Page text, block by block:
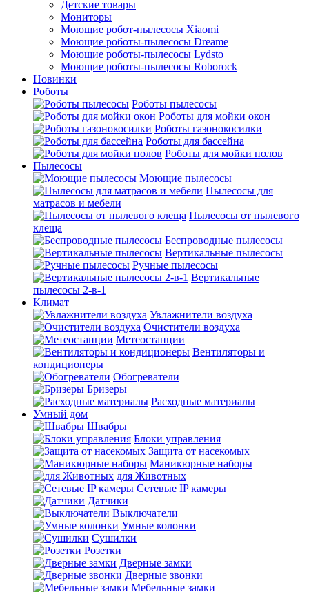
Детские товары
Мониторы
Моющие робот-пылесосы Xiaomi
Моющие роботы-пылесосы Dreame
Моющие роботы-пылесосы Lydsto
Моющие роботы-пылесосы Roborock
Новинки
Роботы
Роботы пылесосы
Роботы для мойки окон
Роботы газонокосилки
Роботы для бассейна
Роботы для мойки полов
Пылесосы
Моющие пылесосы
Пылесосы для
матрасов и мебели
Пылесосы от пылевого
клеща
Беспроводные пылесосы
Вертикальные пылесосы
Ручные пылесосы
Вертикальные
пылесосы 2-в-1
Климат
Увлажнители воздуха
Очистители воздуха
Метеостанции
Вентиляторы и
кондиционеры
Обогреватели
Бризеры
Расходные материалы
Умный дом
Швабры
Блоки управления
Защита от насекомых
Маникюрные наборы
для Животных
Сетевые IP камеры
Датчики
Выключатели
Умные колонки
Сушилки
Розетки
Дверные замки
Дверные звонки
Мебельные замки